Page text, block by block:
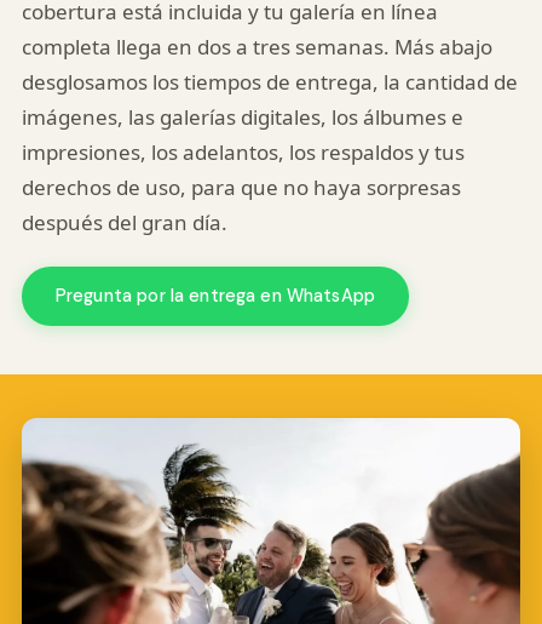
cobertura está incluida y tu galería en línea
completa llega en dos a tres semanas. Más abajo
desglosamos los tiempos de entrega, la cantidad de
imágenes, las galerías digitales, los álbumes e
impresiones, los adelantos, los respaldos y tus
derechos de uso, para que no haya sorpresas
después del gran día.
Pregunta por la entrega en WhatsApp